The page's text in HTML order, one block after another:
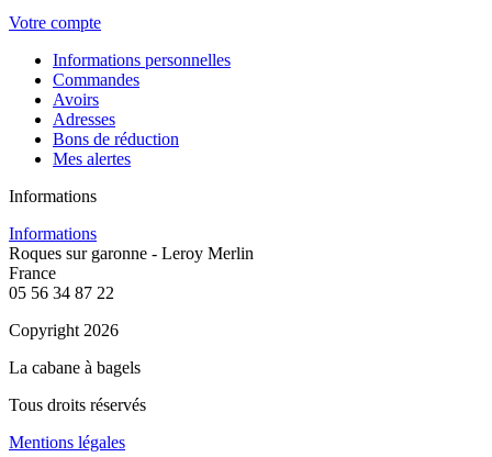
Votre compte
Informations personnelles
Commandes
Avoirs
Adresses
Bons de réduction
Mes alertes
Informations
Informations
Roques sur garonne - Leroy Merlin
France
05 56 34 87 22
Copyright 2026
La cabane à bagels
Tous droits réservés
Mentions légales